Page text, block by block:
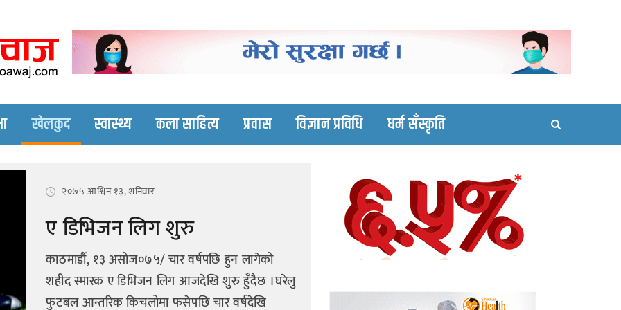
Nepali online news portal site
Nepali online news portal site
खेलकुद स्वास्थ्य कला साहित्य प्रवास विज्ञान प्रविधि धर्म सँस्कृति
२०७५ आश्विन १३, शनिवार
ए डिभिजन लिग शुरु
काठमाडौँ, १३ असोज०७५/ चार वर्षपछि हुन लागेको
शहीद स्मारक ए डिभिजन लिग आजदेखि शुरु हुँदैछ ।घरेलु
फुटबल आन्तरिक किचलोमा फसेपछि चार वर्षदेखि